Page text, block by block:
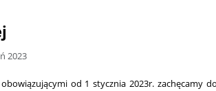
2023
od 1 stycznia 2023r. zachęcamy